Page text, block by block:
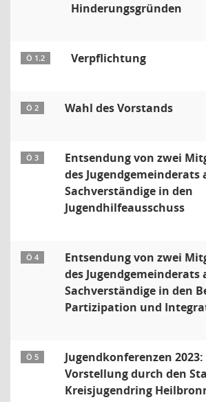
Hinderungsgründen
Ö 1.2 Verpflichtung
Ö 2 Wahl des Vorstands
Ö 3
Entsendung von zwei
des Jugendgemeinderats
Sachverständige in den
Jugendhilfeausschuss
Ö 4
Entsendung von zwei
des Jugendgemeinderats
Sachverständige in den
Partizipation und
Ö 5
Jugendkonferenzen 2023:
Vorstellung durch den
Kreisjugendring